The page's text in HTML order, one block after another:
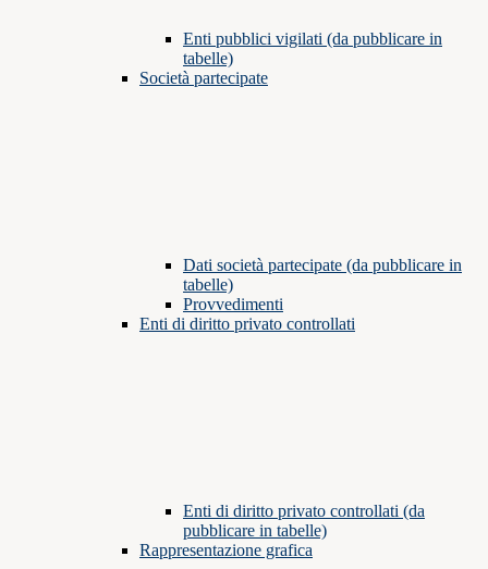
Enti pubblici vigilati (da pubblicare in
tabelle)
Società partecipate
Dati società partecipate (da pubblicare in
tabelle)
Provvedimenti
Enti di diritto privato controllati
Enti di diritto privato controllati (da
pubblicare in tabelle)
Rappresentazione grafica